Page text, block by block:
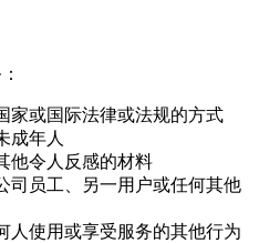
家或国际法律或法规的方式
成年人
他令人反感的材料
司员工、另一用户或任何其他
人使用或享受服务的其他行为